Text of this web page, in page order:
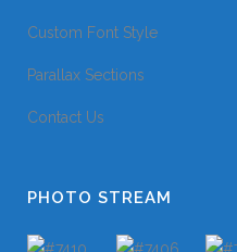
Custom Font Style
Parallax Sections
Contact Us
PHOTO STREAM